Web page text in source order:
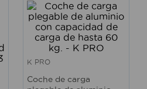
K PRO
Coche de carga